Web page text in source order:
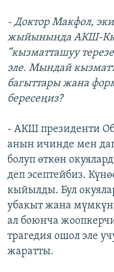
- Доктор Макфол,
жыйынында АКШ-
“кызматташуу
эле. Мындай
багыттары жана
бересеңиз?
- АКШ президенти
анын ичинде мен
болуп өткөн
деп эсептейбиз.
кыйылды. Бул
убакыт жана
ал боюнча
трагедия ошол эле
жаратты.